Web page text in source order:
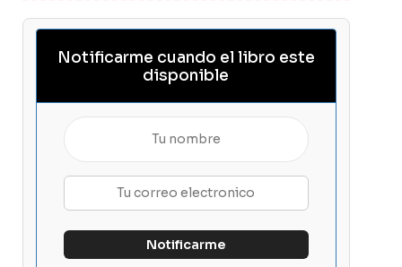
Notificarme cuando el libro este
disponible